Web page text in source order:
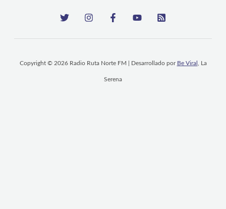
Copyright © 2026 Radio Ruta Norte FM | Desarrollado por Be Viral , La
Serena